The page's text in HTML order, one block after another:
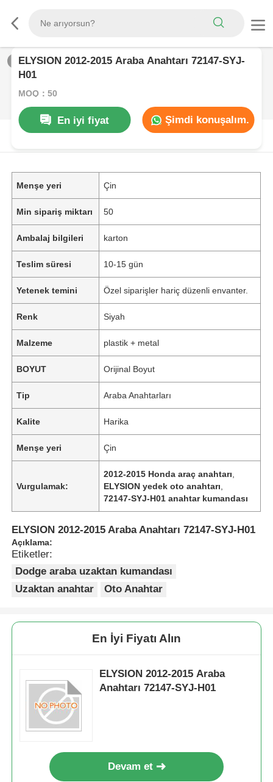
/0
ELYSION 2012-2015 Araba Anahtarı 72147-SYJ-
H01
MOQ：50
En iyi fiyat
Şimdi konuşalım.
ÜRüN AçıKLAMASı
Menşe yeri Çin
Min sipariş miktarı 50
Ambalaj bilgileri karton
Teslim süresi 10-15 gün
Yetenek temini Özel siparişler hariç düzenli envanter.
Renk Siyah
Malzeme plastik + metal
BOYUT Orijinal Boyut
Tip Araba Anahtarları
Kalite Harika
Menşe yeri Çin
Vurgulamak:
2012-2015 Honda araç anahtarı
ELYSION yedek oto anahtarı
72147-SYJ-H01 anahtar kumandası
ELYSION 2012-2015 Araba Anahtarı 72147-SYJ-H01
Açıklama:
Etiketler:
Dodge araba uzaktan kumandası
Uzaktan anahtar
Oto Anahtar
En İyi Fiyatı Alın
ELYSION 2012-2015 Araba
Anahtarı 72147-SYJ-H01
Devam et